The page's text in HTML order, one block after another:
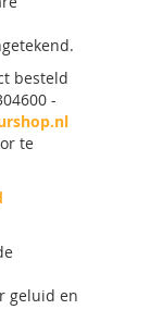
besteld
-
te
geluid en